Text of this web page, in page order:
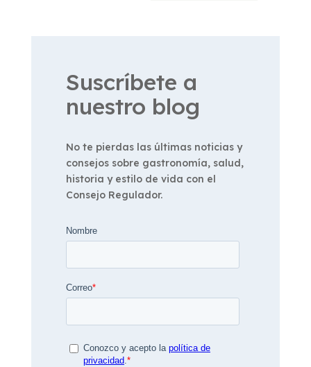
Suscríbete a
nuestro blog
No te pierdas las últimas noticias y
consejos sobre gastronomía, salud,
historia y estilo de vida con el
Consejo Regulador.